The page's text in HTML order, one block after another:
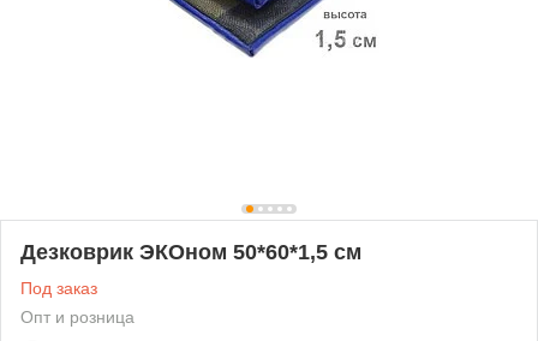
Дезковрик ЭКОном 50*60*1,5 см
Под заказ
Опт и розница